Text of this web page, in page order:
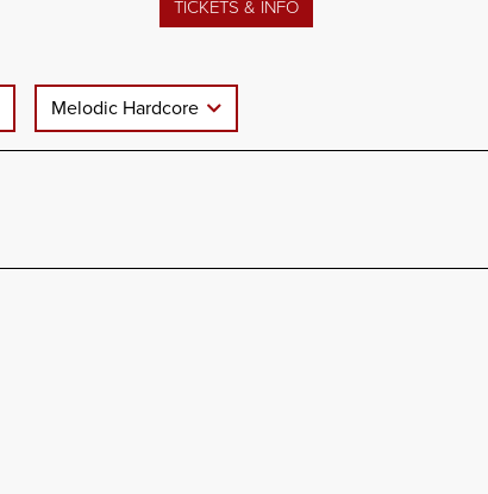
TICKETS & INFO
Melodic Hardcore